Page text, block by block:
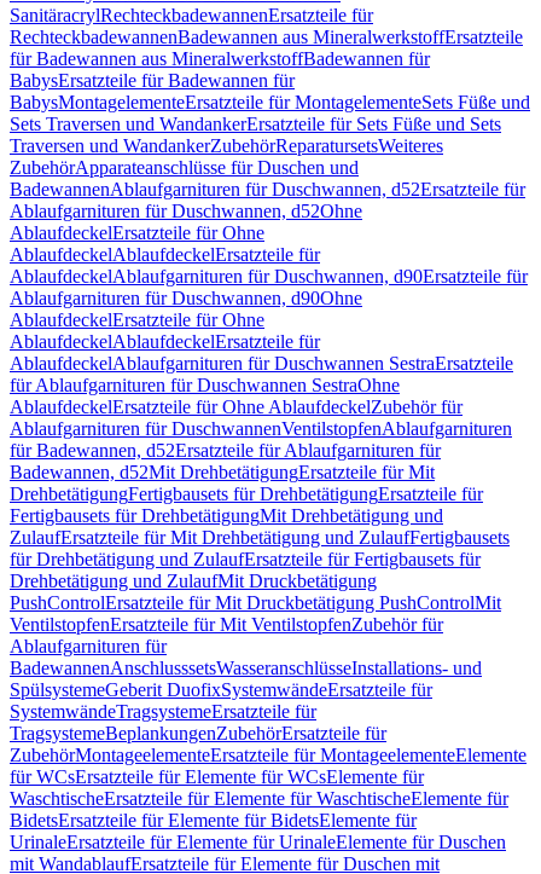
SanitäracrylRechteckbadewannenErsatzteile für
RechteckbadewannenBadewannen aus MineralwerkstoffErsatzteile
für Badewannen aus MineralwerkstoffBadewannen für
BabysErsatzteile für Badewannen für
BabysMontagelementeErsatzteile für MontagelementeSets Füße und
Sets Traversen und WandankerErsatzteile für Sets Füße und Sets
Traversen und WandankerZubehörReparatursetsWeiteres
ZubehörApparateanschlüsse für Duschen und
BadewannenAblaufgarnituren für Duschwannen, d52Ersatzteile für
Ablaufgarnituren für Duschwannen, d52Ohne
AblaufdeckelErsatzteile für Ohne
AblaufdeckelAblaufdeckelErsatzteile für
AblaufdeckelAblaufgarnituren für Duschwannen, d90Ersatzteile für
Ablaufgarnituren für Duschwannen, d90Ohne
AblaufdeckelErsatzteile für Ohne
AblaufdeckelAblaufdeckelErsatzteile für
AblaufdeckelAblaufgarnituren für Duschwannen SestraErsatzteile
für Ablaufgarnituren für Duschwannen SestraOhne
AblaufdeckelErsatzteile für Ohne AblaufdeckelZubehör für
Ablaufgarnituren für DuschwannenVentilstopfenAblaufgarnituren
für Badewannen, d52Ersatzteile für Ablaufgarnituren für
Badewannen, d52Mit DrehbetätigungErsatzteile für Mit
DrehbetätigungFertigbausets für DrehbetätigungErsatzteile für
Fertigbausets für DrehbetätigungMit Drehbetätigung und
ZulaufErsatzteile für Mit Drehbetätigung und ZulaufFertigbausets
für Drehbetätigung und ZulaufErsatzteile für Fertigbausets für
Drehbetätigung und ZulaufMit Druckbetätigung
PushControlErsatzteile für Mit Druckbetätigung PushControlMit
VentilstopfenErsatzteile für Mit VentilstopfenZubehör für
Ablaufgarnituren für
BadewannenAnschlusssetsWasseranschlüsseInstallations- und
SpülsystemeGeberit DuofixSystemwändeErsatzteile für
SystemwändeTragsystemeErsatzteile für
TragsystemeBeplankungenZubehörErsatzteile für
ZubehörMontageelementeErsatzteile für MontageelementeElemente
für WCsErsatzteile für Elemente für WCsElemente für
WaschtischeErsatzteile für Elemente für WaschtischeElemente für
BidetsErsatzteile für Elemente für BidetsElemente für
UrinaleErsatzteile für Elemente für UrinaleElemente für Duschen
mit WandablaufErsatzteile für Elemente für Duschen mit